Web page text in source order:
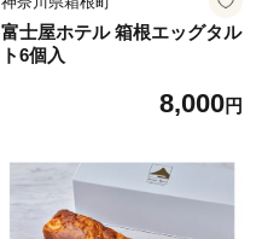
富士屋ホテル 箱根エッグタル
ト6個入
8,000円